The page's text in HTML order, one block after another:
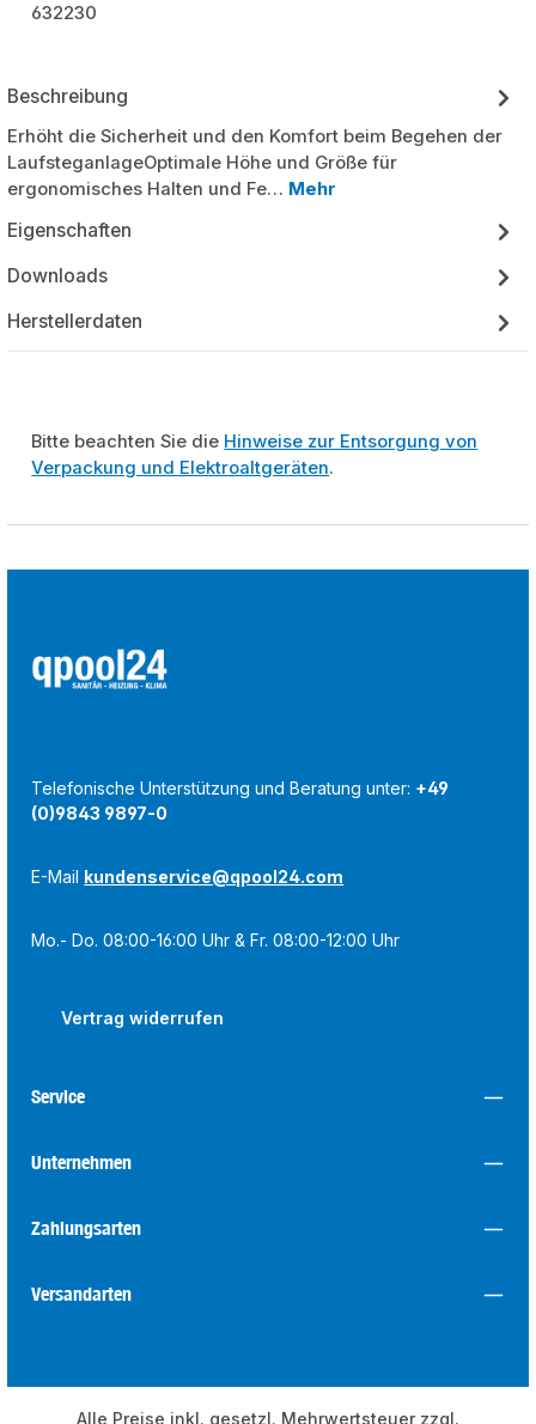
632230
Beschreibung
Erhöht die Sicherheit und den Komfort beim Begehen der
LaufsteganlageOptimale Höhe und Größe für
ergonomisches Halten und Fe… Mehr
Eigenschaften
Downloads
Herstellerdaten
Bitte beachten Sie die Hinweise zur Entsorgung von
Verpackung und Elektroaltgeräten.
Telefonische Unterstützung und Beratung unter: +49
(0)9843 9897-0
E-Mail kundenservice@qpool24.com
Mo.- Do. 08:00-16:00 Uhr & Fr. 08:00-12:00 Uhr
Vertrag widerrufen
Service
Unternehmen
Zahlungsarten
Versandarten
Alle Preise inkl. gesetzl. Mehrwertsteuer zzgl.